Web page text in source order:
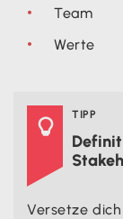
Team
Werte
 TIPP
Versetze